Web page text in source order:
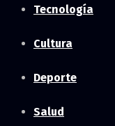
Tecnología
Cultura
Deporte
Salud